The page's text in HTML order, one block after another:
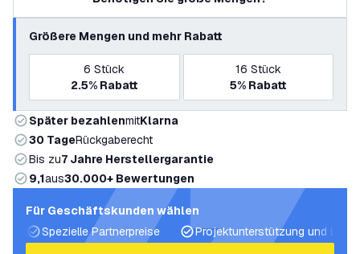
Größere Mengen und mehr Rabatt
6 Stück
2.5% Rabatt
16 Stück
5% Rabatt
Später bezahlenmitKlarna
30 TageRückgaberecht
Bis zu7 Jahre Herstellergarantie
9,1aus30.000+ Bewertungen
Für Geschäftskunden wählen
Spezielle Partnerpreise
Projektunterstützung und